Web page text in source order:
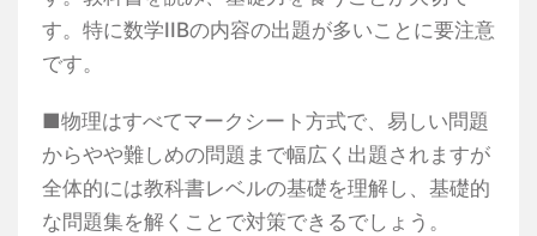
す。特に数学IIBの内容の出題が多いことに要注意
です。
■物理はすべてマークシート方式で、易しい問題
からやや難しめの問題まで幅広く出題されますが
全体的には教科書レベルの基礎を理解し、基礎的
な問題集を解くことで対策できるでしょう。